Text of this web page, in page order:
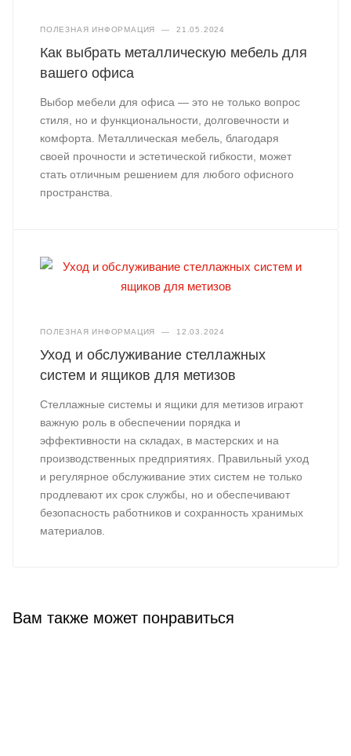
ПОЛЕЗНАЯ ИНФОРМАЦИЯ — 21.05.2024
Как выбрать металлическую мебель для
вашего офиса
Выбор мебели для офиса — это не только вопрос
стиля, но и функциональности, долговечности и
комфорта. Металлическая мебель, благодаря
своей прочности и эстетической гибкости, может
стать отличным решением для любого офисного
пространства.
ПОЛЕЗНАЯ ИНФОРМАЦИЯ — 12.03.2024
Уход и обслуживание стеллажных
систем и ящиков для метизов
Стеллажные системы и ящики для метизов играют
важную роль в обеспечении порядка и
эффективности на складах, в мастерских и на
производственных предприятиях. Правильный уход
и регулярное обслуживание этих систем не только
продлевают их срок службы, но и обеспечивают
безопасность работников и сохранность хранимых
материалов.
Вам также может понравиться